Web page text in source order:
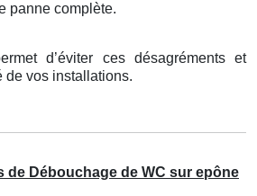
panne complète.
d’éviter ces désagréments et
de vos installations.
de Débouchage de WC sur epône